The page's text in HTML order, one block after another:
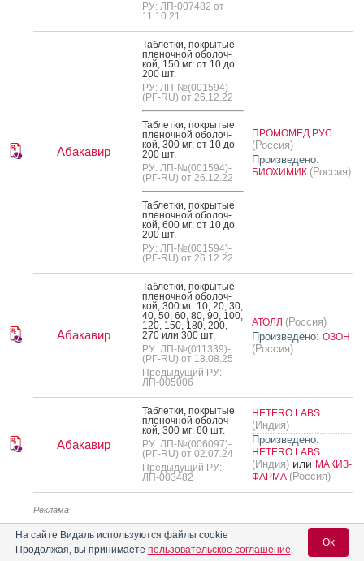
РУ: ЛП-007482 от
11.10.21
Абакавир
Таб­летки, пок­ры­тые
пле­ноч­ной обо­лоч­
кой, 150 мг: от 10 до
200 шт.
РУ: ЛП-№(001594)-
(РГ-RU) от 26.12.22
Таб­летки, пок­ры­тые
пле­ноч­ной обо­лоч­
кой, 300 мг: от 10 до
200 шт.
РУ: ЛП-№(001594)-
(РГ-RU) от 26.12.22
Таб­летки, пок­ры­тые
пле­ноч­ной обо­лоч­
кой, 600 мг: от 10 до
200 шт.
РУ: ЛП-№(001594)-
(РГ-RU) от 26.12.22
ПРОМОМЕД РУС
(Россия)
Произведено:
БИОХИМИК (Россия)
Абакавир
Таб­летки, пок­ры­тые
пле­ноч­ной обо­лоч­
кой, 300 мг: 10, 20, 30,
40, 50, 60, 80, 90, 100,
120, 150, 180, 200,
270 или 300 шт.
РУ: ЛП-№(011339)-
(РГ-RU) от 18.08.25
Предыдущий РУ:
ЛП-005006
АТОЛЛ (Россия)
Произведено: ОЗОН
(Россия)
Абакавир
Таб­летки, пок­ры­тые
пле­ноч­ной обо­лоч­
кой, 300 мг: 60 шт.
РУ: ЛП-№(006097)-
(РГ-RU) от 02.07.24
Предыдущий РУ:
ЛП-003482
HETERO LABS
(Индия)
Произведено:
HETERO LABS
(Индия) или МАКИЗ-
ФАРМА (Россия)
Реклама
На сайте Видаль используются файлы cookie
Продолжая, вы принимаете пользовательское соглашение.
Ok